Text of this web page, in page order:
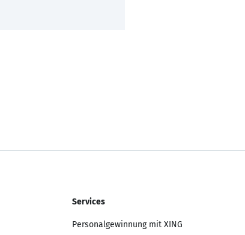
Services
Personalgewinnung mit XING